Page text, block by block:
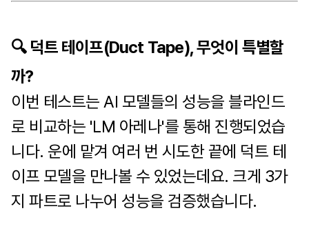
🔍 덕트 테이프(Duct Tape), 무엇이 특별할
까?
이번 테스트는 AI 모델들의 성능을 블라인드
로 비교하는 'LM 아레나'를 통해 진행되었습
니다. 운에 맡겨 여러 번 시도한 끝에 덕트 테
이프 모델을 만나볼 수 있었는데요. 크게 3가
지 파트로 나누어 성능을 검증했습니다.